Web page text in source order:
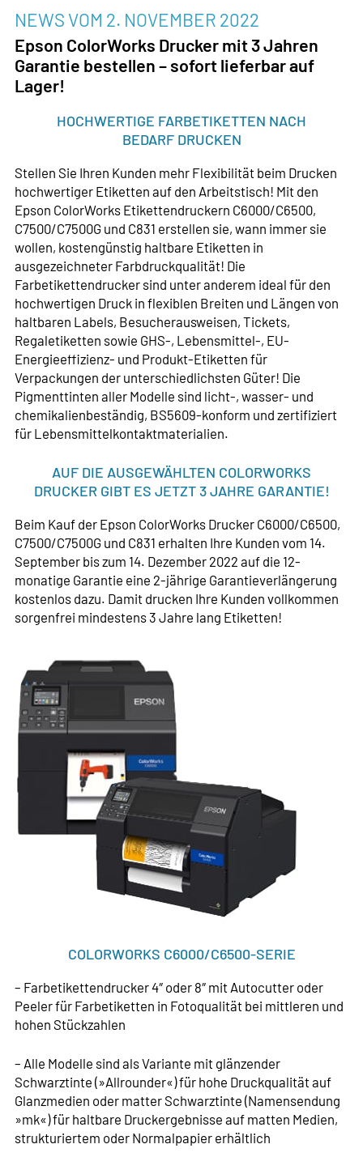
NEWS VOM 2. NOVEMBER 2022
Epson ColorWorks Drucker mit 3 Jahren
Garantie bestellen – sofort lieferbar auf
Lager!
HOCHWERTIGE FARBETIKETTEN NACH
BEDARF DRUCKEN
Stellen Sie Ihren Kunden mehr Flexibilität beim Drucken
hochwertiger Etiketten auf den Arbeitstisch! Mit den
Epson ColorWorks Etikettendruckern C6000/C6500,
C7500/C7500G und C831 erstellen sie, wann immer sie
wollen, kostengünstig haltbare Etiketten in
ausgezeichneter Farbdruckqualität! Die
Farbetikettendrucker sind unter anderem ideal für den
hochwertigen Druck in flexiblen Breiten und Längen von
haltbaren Labels, Besucherausweisen, Tickets,
Regaletiketten sowie GHS-, Lebensmittel-, EU-
Energieeffizienz- und Produkt-Etiketten für
Verpackungen der unterschiedlichsten Güter! Die
Pigmenttinten aller Modelle sind licht-, wasser- und
chemikalienbeständig, BS5609-konform und zertifiziert
für Lebensmittelkontaktmaterialien.
AUF DIE AUSGEWÄHLTEN COLORWORKS
DRUCKER GIBT ES JETZT 3 JAHRE GARANTIE!
Beim Kauf der Epson ColorWorks Drucker C6000/C6500,
C7500/C7500G und C831 erhalten Ihre Kunden vom 14.
September bis zum 14. Dezember 2022 auf die 12-
monatige Garantie eine 2-jährige Garantieverlängerung
kostenlos dazu. Damit drucken Ihre Kunden vollkommen
sorgenfrei mindestens 3 Jahre lang Etiketten!
COLORWORKS C6000/C6500-SERIE
– Farbetikettendrucker 4″ oder 8″ mit Autocutter oder
Peeler für Farbetiketten in Fotoqualität bei mittleren und
hohen Stückzahlen
– Alle Modelle sind als Variante mit glänzender
Schwarztinte (»Allrounder«) für hohe Druckqualität auf
Glanzmedien oder matter Schwarztinte (Namensendung
»mk«) für haltbare Druckergebnisse auf matten Medien,
strukturiertem oder Normalpapier erhältlich